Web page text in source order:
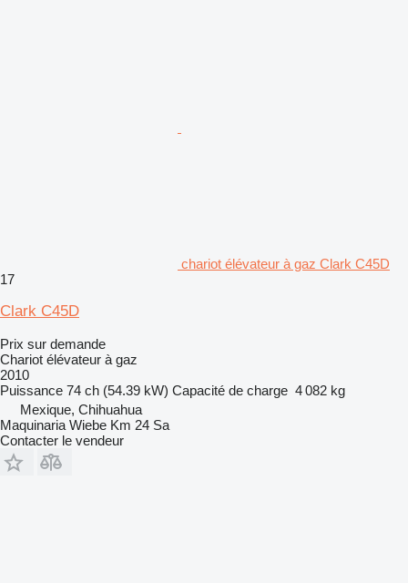
chariot élévateur à gaz Clark C45D
17
Clark C45D
Prix sur demande
Chariot élévateur à gaz
2010
Puissance 74 ch (54.39 kW) Capacité de charge 4 082 kg
Mexique, Chihuahua
Maquinaria Wiebe Km 24 Sa
Contacter le vendeur